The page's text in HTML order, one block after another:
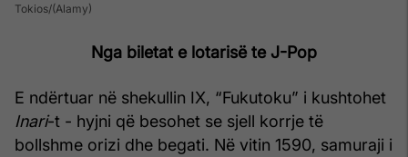
Tokios (Alamy)
Nga biletat e lotarisë te J-Pop
E ndërtuar në shekullin IX, “Fukutoku” i kushtohet
Inari-t - hyjni që besohet se sjell korrje të
bollshme orizi dhe begati. Në vitin 1590, samuraji i